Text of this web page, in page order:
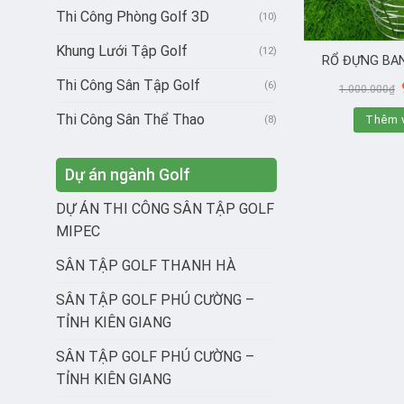
Thi Công Phòng Golf 3D (10)
Khung Lưới Tập Golf (12)
Thi Công Sân Tập Golf (6)
Thi Công Sân Thể Thao (8)
Dự án ngành Golf
DỰ ÁN THI CÔNG SÂN TẬP GOLF
MIPEC
SÂN TẬP GOLF THANH HÀ
SÂN TẬP GOLF PHÚ CƯỜNG –
TỈNH KIÊN GIANG
SÂN TẬP GOLF PHÚ CƯỜNG –
TỈNH KIÊN GIANG
RỔ ĐỰNG
1.000.000₫
Thêm